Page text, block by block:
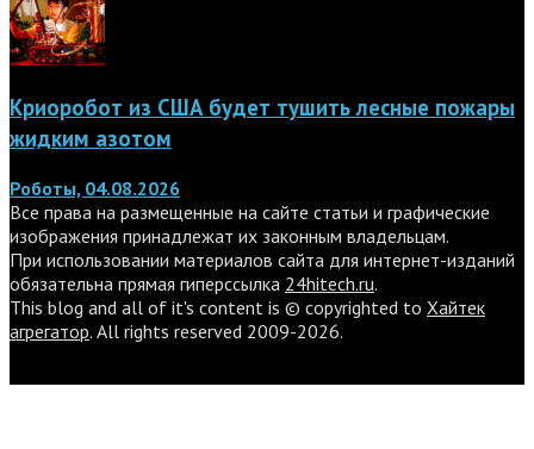
Криоробот из США будет тушить лесные пожары
жидким азотом
Роботы, 04.08.2026
Все права на размещенные на сайте статьи и графические
изображения принадлежат их законным владельцам.
При использовании материалов сайта для интернет-изданий
обязательна прямая гиперссылка 24hitech.ru.
This blog and all of it's content is © copyrighted to Хайтек
агрегатор. All rights reserved 2009-2026.